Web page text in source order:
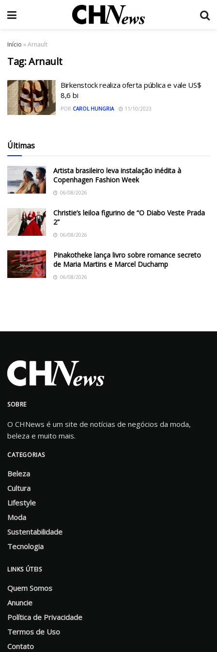
Início »Arnault
Tag:Arnault
Birkenstock realiza oferta pública e vale US$
8,6 bi
POR CAROL HUNGRIA 11/10/2023
Últimas
Artista brasileiro leva instalação inédita à
Copenhagen Fashion Week
06/08/2026
Christie’s leiloa figurino de “O Diabo Veste Prada
2”
06/08/2026
Pinakotheke lança livro sobre romance secreto
de Maria Martins e Marcel Duchamp
06/08/2026
SOBRE
O CHNews é um site de notícias de negócios da moda,
beleza e muito mais.
CATEGORIAS
Beleza
Cultura
Lifestyle
Moda
Sustentabilidade
Tecnologia
LINKS ÚTEIS
Quem Somos
Anuncie
Política de Privacidade
Termos de Uso
Contato